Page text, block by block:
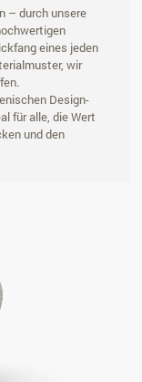
– durch unsere
eines jeden
wir
Design-
für alle, die Wert
und den